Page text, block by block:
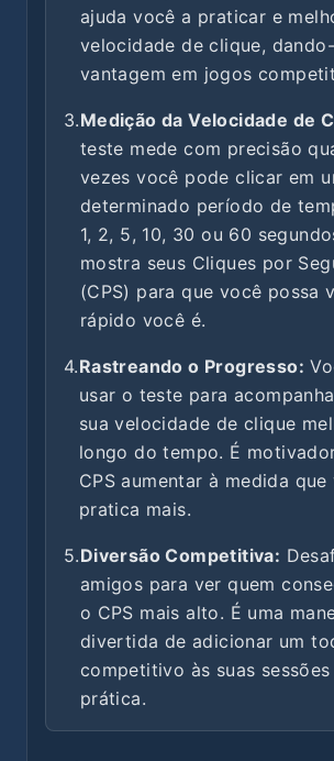
ajuda você a praticar e
velocidade de clique,
vantagem em jogos
3.Medição da Velocidade de
teste mede com precisão
vezes você pode clicar em
determinado período de
1, 2, 5, 10, 30 ou 60
mostra seus Cliques por
(CPS) para que você possa
rápido você é.
4.Rastreando o Progresso:
usar o teste para
sua velocidade de clique
longo do tempo. É
CPS aumentar à medida que
pratica mais.
5.Diversão Competitiva:
amigos para ver quem
o CPS mais alto. É uma
divertida de adicionar um
competitivo às suas sessões
prática.